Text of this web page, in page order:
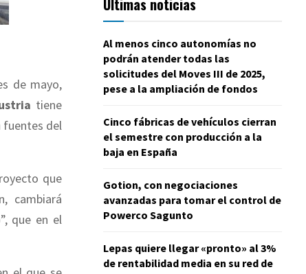
de mayo,
tiene
fuentes del
que
cambiará
que en el
Al menos cinco autonomías no
podrán atender todas las
solicitudes del Moves III de 2025,
pese a la ampliación de fondos
Cinco fábricas de vehículos cierran
el semestre con producción a la
baja en España
Gotion, con negociaciones
avanzadas para tomar el control de
Powerco Sagunto
Lepas quiere llegar «pronto» al 3%
de rentabilidad media en su red de